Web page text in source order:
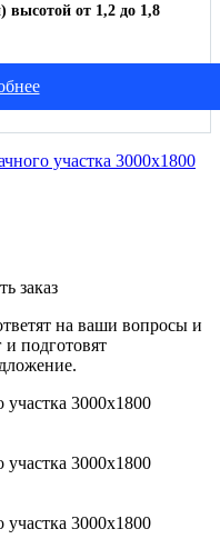
высотой от 1,2 до 1,8
заказ
на ваши вопросы и
и подготовят